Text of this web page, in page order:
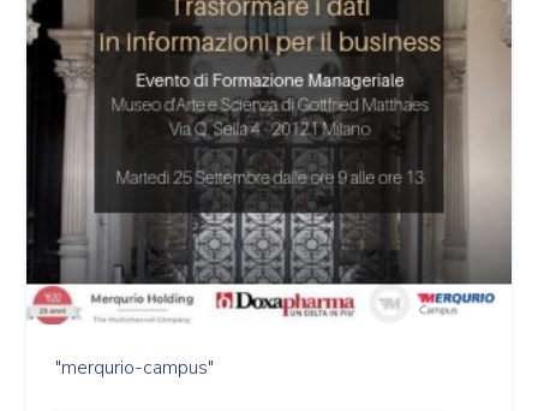
"merqurio-campus"